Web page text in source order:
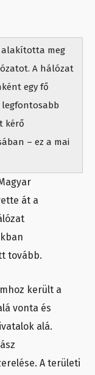
alakította meg
A hálózat
egy fő
legfontosabb
kérő
– ez a mai
át a
tovább.
került a
vonta és
alá.
A területi